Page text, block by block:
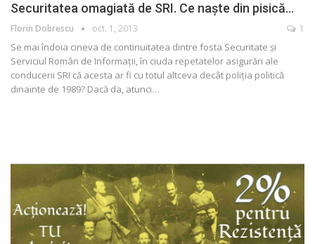
Securitatea omagiată de SRI. Ce naște din pisică…
Florin Dobrescu oct. 1, 2013 1
Se mai îndoia cineva de continuitatea dintre fosta Securitate și
Serviciul Român de Informaţii, în ciuda repetatelor asigurări ale
conducerii SRI că acesta ar fi cu totul altceva decât poliția politică
dinainte de 1989? Dacă da, atunci…